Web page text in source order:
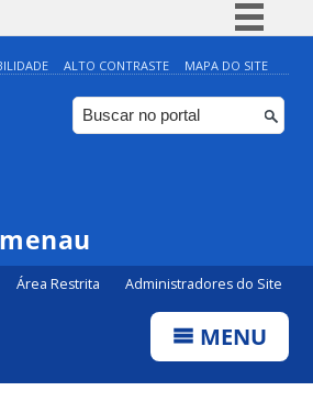
Simplifique!
Comunica BR
Participe
ALTO CONTRASTE MAPA DO SITE
Área Restrita Administradores do Site
MENU